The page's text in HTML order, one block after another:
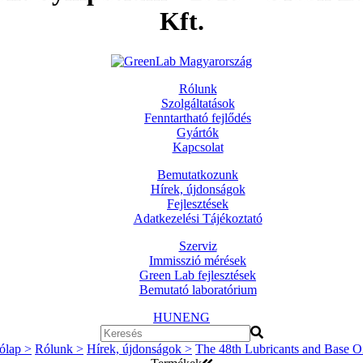
Kft.
Rólunk
Szolgáltatások
Fenntartható fejlődés
Gyártók
Kapcsolat
Bemutatkozunk
Hírek, újdonságok
Fejlesztések
Adatkezelési Tájékoztató
Szerviz
Immisszió mérések
Green Lab fejlesztések
Bemutató laboratórium
HUNENG
> Rólunk > Hírek, újdonságok > The 48th Lubricants and Base